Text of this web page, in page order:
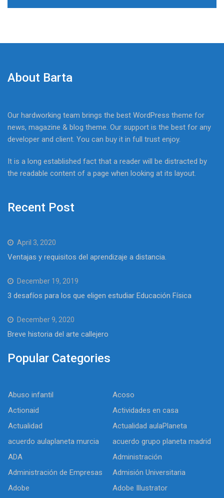
About Barta
Our hardworking team brings the best WordPress theme for
news, magazine & blog theme. Our support is the best for any
developer and client. You can buy it in full trust enjoy.
It is a long established fact that a reader will be distracted by
the readable content of a page when looking at its layout.
Recent Post
April 3, 2020
Ventajas y requisitos del aprendizaje a distancia.
December 19, 2019
3 desafíos para los que eligen estudiar Educación Física
December 9, 2020
Breve historia del arte callejero
Popular Categories
Abuso infantil
Acoso
Actionaid
Actividades en casa
Actualidad
Actualidad aulaPlaneta
acuerdo aulaplaneta murcia
acuerdo grupo planeta madrid
ADA
Administración
Administración de Empresas
Admisión Universitaria
Adobe
Adobe Illustrator